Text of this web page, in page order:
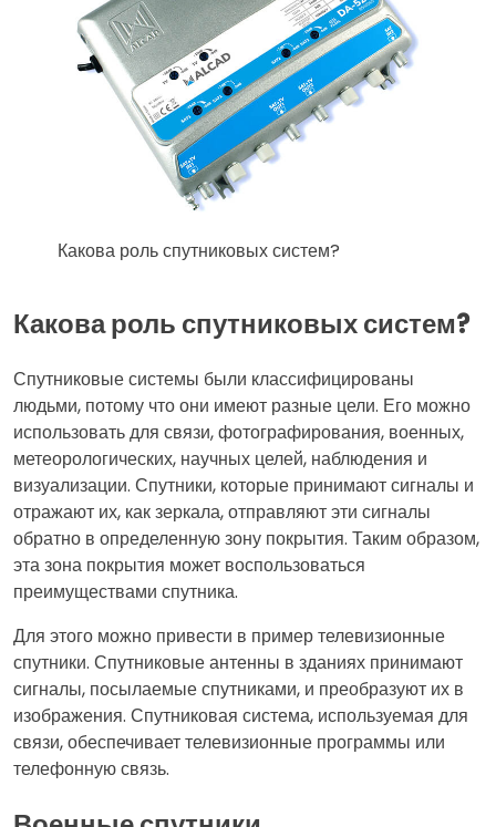
Какова роль спутниковых систем?
Какова роль спутниковых систем?
Спутниковые системы были классифицированы
людьми, потому что они имеют разные цели. Его можно
использовать для связи, фотографирования, военных,
метеорологических, научных целей, наблюдения и
визуализации. Спутники, которые принимают сигналы и
отражают их, как зеркала, отправляют эти сигналы
обратно в определенную зону покрытия. Таким образом,
эта зона покрытия может воспользоваться
преимуществами спутника.
Для этого можно привести в пример телевизионные
спутники. Спутниковые антенны в зданиях принимают
сигналы, посылаемые спутниками, и преобразуют их в
изображения. Спутниковая система, используемая для
связи, обеспечивает телевизионные программы или
телефонную связь.